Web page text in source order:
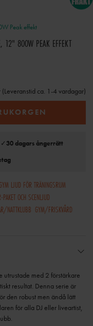
Peak effekt
12" 800W PEAK EFFEKT
(Leveranstid ca. 1-4 vardagar)
✓30 dagars ångerrätt
LJUD FÖR TRÄNINGSRUM
OCH SCENLJUD
NATTKLUBB GYM/FRISKVÅRD
utrustade med 2 förstärkare
resultat. Denna serie är
den robust men ändå lätt
för alla DJ eller liveartist,